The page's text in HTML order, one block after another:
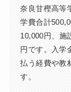
奈良甘樫高等
学費合計
10,000円、施
円です。入学
払う経費や教
す。